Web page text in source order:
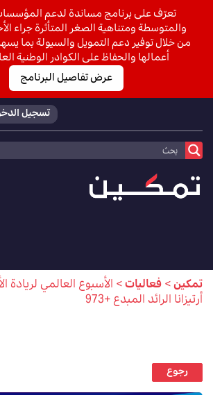
تسجيل
تمكين>فعاليات>الأسبوع العالمي لريادة
أرتيزانا الرائد المبدع +973
رجوع
تعرّف على برنامج مساندة لدعم
والمتوسطة ومتناهية الصغر المتأثرة جراء
من خلال توفير دعم التمويل والسيولة بما
أعمالها والحفاظ على الكوادر الوطنية
عرض تفاصيل البرنامج